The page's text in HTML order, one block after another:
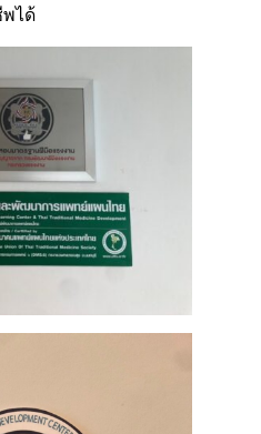
ได้